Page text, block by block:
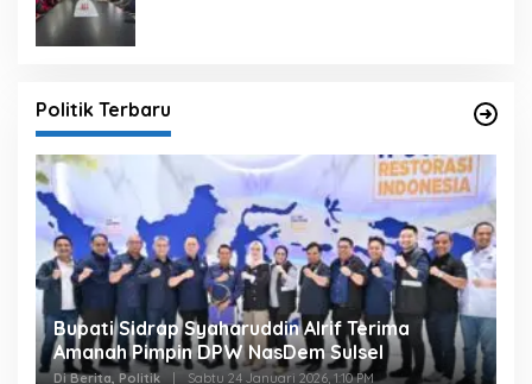
Politik Terbaru
Bupati Sidrap Syaharuddin Alrif Terima
Amanah Pimpin DPW NasDem Sulsel
Di Berita, Politik Sabtu 24 Januari 2026, 1:10 PM